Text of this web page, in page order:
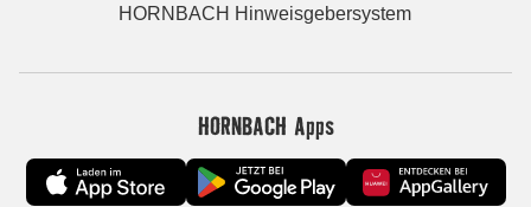
HORNBACH Hinweisgebersystem
HORNBACH Apps